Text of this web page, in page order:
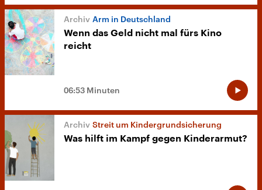
Arm in Deutschland
Wenn das Geld nicht mal fürs Kino
reicht
06:53 Minuten
Streit um Kindergrundsicherung
Was hilft im Kampf gegen Kinderarmut?